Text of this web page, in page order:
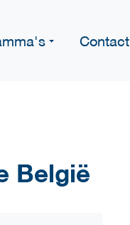
Contact
België